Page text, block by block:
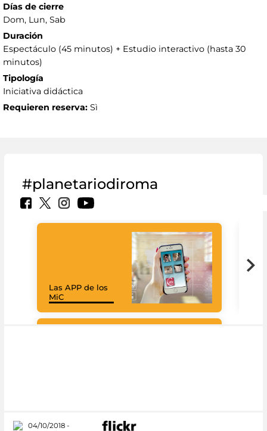
Días de cierre
Dom, Lun, Sab
Duración
Espectáculo (45 minutos) + Estudio interactivo (hasta 30
minutos)
Tipología
Iniciativa didáctica
Requieren reserva: Sì
#planetariodiroma
Las APP de los
MiC